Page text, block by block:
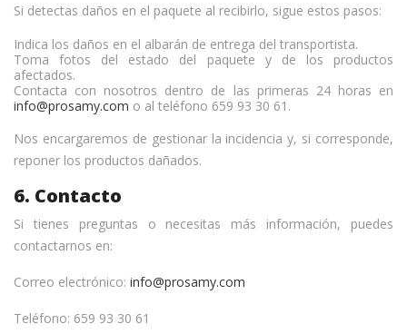
Si detectas daños en el paquete al recibirlo, sigue estos pasos:
Indica los daños en el albarán de entrega del transportista.
Toma fotos del estado del paquete y de los productos
afectados.
Contacta con nosotros dentro de las primeras 24 horas en
info@prosamy.com o al teléfono 659 93 30 61.
Nos encargaremos de gestionar la incidencia y, si corresponde,
reponer los productos dañados.
6. Contacto
Si tienes preguntas o necesitas más información, puedes
contactarnos en:
Correo electrónico: info@prosamy.com
Teléfono: 659 93 30 61